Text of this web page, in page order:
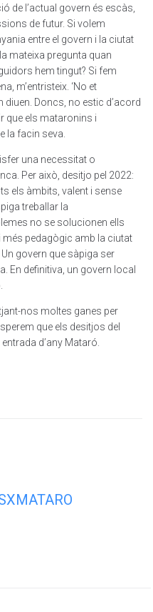
de l’actual govern és escàs,
de futur. Si volem
entre el govern i la ciutat
mateixa pregunta quan
hem tingut? Si fem
m’entristeix. ‘No et
diuen. Doncs, no estic d’acord
que els mataronins i
la facin seva.
una necessitat o
Per això, desitjo pel 2022:
els àmbits, valent i sense
treballar la
no se solucionen ells
pedagògic amb la ciutat
govern que sàpiga ser
En definitiva, un govern local
nos moltes ganes per
que els desitjos del
d’any Mataró.